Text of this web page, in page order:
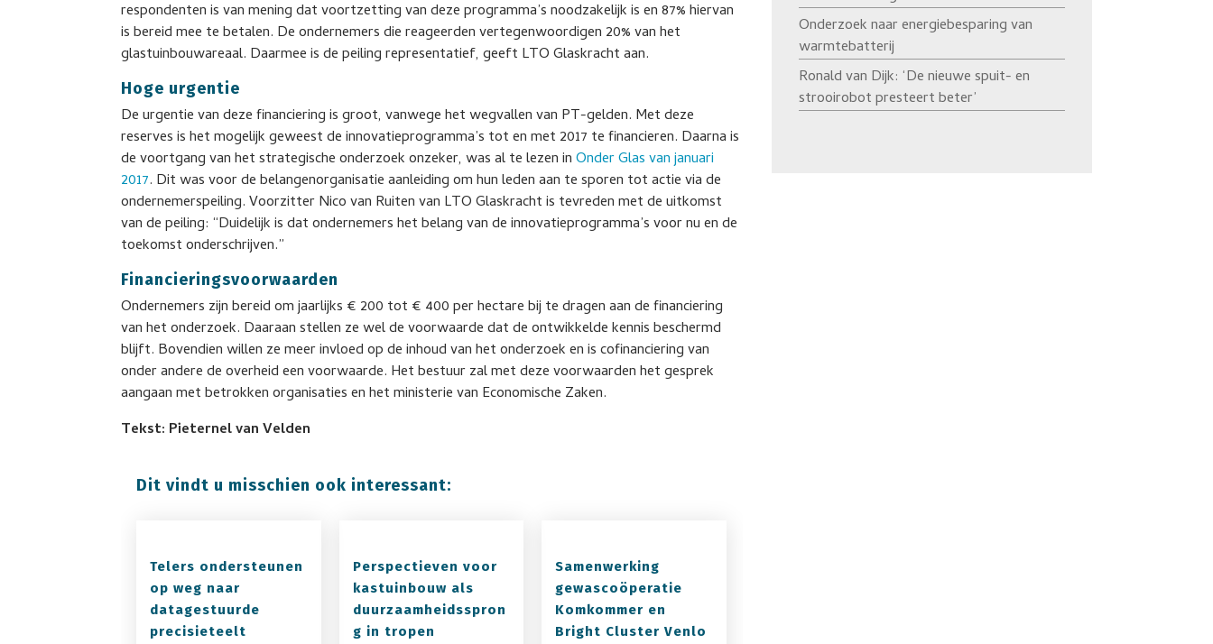
respondenten is van mening dat voortzetting van deze programma’s noodzakelijk is en 87% hiervan
is bereid mee te betalen. De ondernemers die reageerden vertegenwoordigen 20% van het
glastuinbouwareaal. Daarmee is de peiling representatief, geeft LTO Glaskracht aan.
Hoge urgentie
De urgentie van deze financiering is groot, vanwege het wegvallen van PT-gelden. Met deze
reserves is het mogelijk geweest de innovatieprogramma’s tot en met 2017 te financieren. Daarna is
de voortgang van het strategische onderzoek onzeker, was al te lezen inOnder Glas van januari
2017. Dit was voor de belangenorganisatie aanleiding om hun leden aan te sporen tot actie via de
ondernemerspeiling. Voorzitter Nico van Ruiten van LTO Glaskracht is tevreden met de uitkomst
van de peiling: “Duidelijk is dat ondernemers het belang van de innovatieprogramma’s voor nu en de
toekomst onderschrijven.”
Financieringsvoorwaarden
Ondernemers zijn bereid om jaarlijks € 200 tot € 400 per hectare bij te dragen aan de financiering
van het onderzoek. Daaraan stellen ze wel de voorwaarde dat de ontwikkelde kennis beschermd
blijft. Bovendien willen ze meer invloed op de inhoud van het onderzoek en is cofinanciering van
onder andere de overheid een voorwaarde. Het bestuur zal met deze voorwaarden het gesprek
aangaan met betrokken organisaties en het ministerie van Economische Zaken.
Tekst: Pieternel van Velden
Dit vindt u misschien ook interessant:
Telers ondersteunen
op weg naar
datagestuurde
precisieteelt
Perspectieven voor
kastuinbouw als
duurzaamheidsspron
g in tropen
Samenwerking
gewascoöperatie
Komkommer en
Bright Cluster Venlo
Onderzoek naar energiebesparing van
warmtebatterij
Ronald van Dijk: ‘De nieuwe spuit- en
strooirobot presteert beter’